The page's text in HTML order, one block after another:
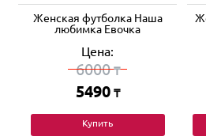
Женская футболка Наша
любимка Евочка
Цена:
6000₸
5490 ₸
Купить